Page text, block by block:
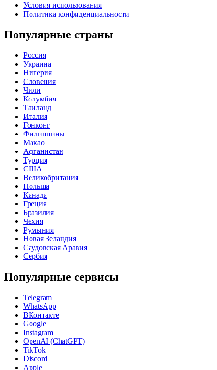
Условия использования
Политика конфиденциальности
Популярные страны
Россия
Украина
Нигерия
Словения
Чили
Колумбия
Таиланд
Италия
Гонконг
Филиппины
Макао
Афганистан
Турция
США
Великобритания
Польша
Канада
Греция
Бразилия
Чехия
Румыния
Новая Зеландия
Саудовская Аравия
Сербия
Популярные сервисы
Telegram
WhatsApp
ВКонтакте
Google
Instagram
OpenAI (ChatGPT)
TikTok
Discord
Apple